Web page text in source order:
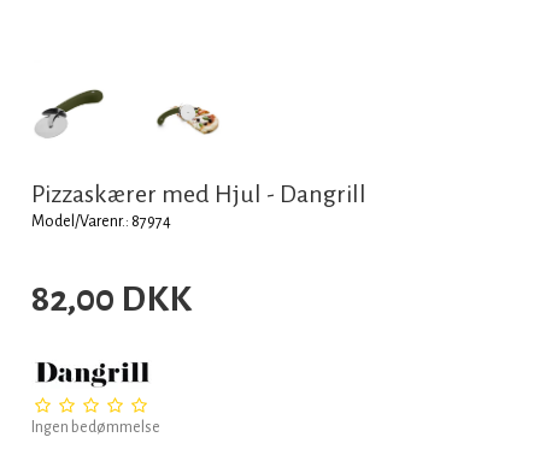
Pizzaskærer med Hjul - Dangrill
Model/Varenr.: 87974
82,00 DKK
Ingen bedømmelse